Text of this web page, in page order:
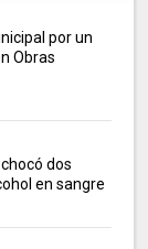
por un
Obras
dos
en sangre